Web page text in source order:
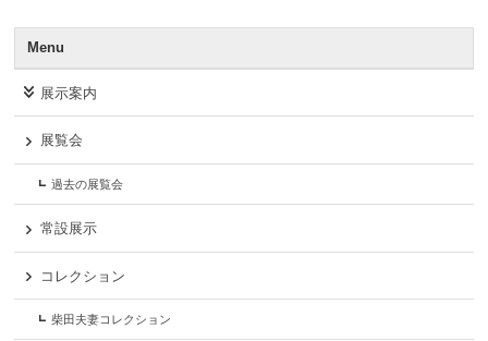
Menu
展示案内
展覧会
過去の展覧会
常設展示
コレクション
柴田夫妻コレクション